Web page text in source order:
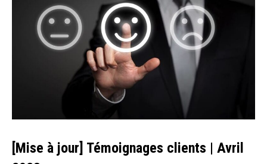
[Mise à jour] Témoignages clients | Avril